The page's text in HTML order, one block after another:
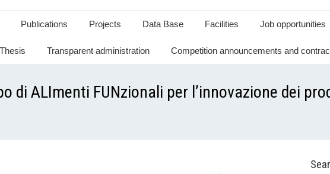
Publications Projects Data Base Facilities Job opportunities
Transparent administration Competition announcements and
di ALImenti FUNzionali per l’innovazione dei